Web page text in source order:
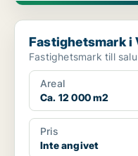
Fastighetsmark i Varberg,
Fastighetsmark i
Fastighetsmark till
Areal
Ca. 12 000 m2
Pris
Inte angivet